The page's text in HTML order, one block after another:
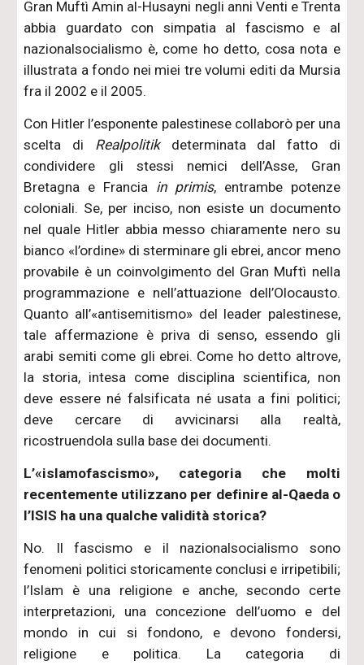
Gran Muftì Amin al-Husayni negli anni Venti e Trenta
abbia guardato con simpatia al fascismo e al
nazionalsocialismo è, come ho detto, cosa nota e
illustrata a fondo nei miei tre volumi editi da Mursia
fra il 2002 e il 2005.
Con Hitler l’esponente palestinese collaborò per una
scelta di Realpolitikdeterminata dal fatto di
condividere gli stessi nemici dell’Asse, Gran
Bretagna e Francia in primis, entrambe potenze
coloniali. Se, per inciso, non esiste un documento
nel quale Hitler abbia messo chiaramente nero su
bianco «l’ordine» di sterminare gli ebrei, ancor meno
provabile è un coinvolgimento del Gran Muftì nella
programmazione e nell’attuazione dell’Olocausto.
Quanto all’«antisemitismo» del leader palestinese,
tale affermazione è priva di senso, essendo gli
arabi semiti come gli ebrei. Come ho detto altrove,
la storia, intesa come disciplina scientifica, non
deve essere né falsificata né usata a fini politici;
deve cercare di avvicinarsi alla realtà,
ricostruendola sulla base dei documenti.
L’«islamofascismo», categoria che molti
recentemente utilizzano per definire al-Qaeda o
l’ISIS ha una qualche validità storica?
No. Il fascismo e il nazionalsocialismo sono
fenomeni politici storicamente conclusi e irripetibili;
l’Islam è una religione e anche, secondo certe
interpretazioni, una concezione dell’uomo e del
mondo in cui si fondono, e devono fondersi,
religione e politica. La categoria di